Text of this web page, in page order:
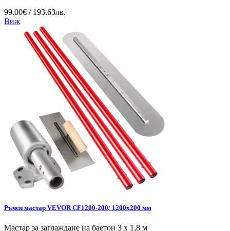
99.00€ / 193.63лв.
Виж
Ръчен мастар VEVOR CF1200-200/ 1200x200 мм
Мастар за заглаждане на баетон 3 х 1,8 м